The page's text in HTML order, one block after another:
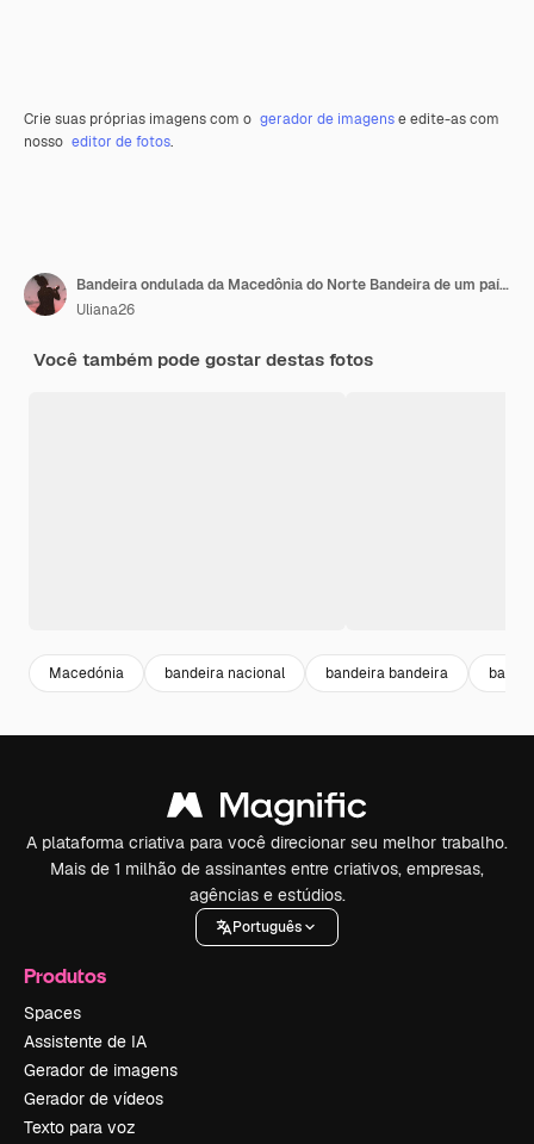
Crie suas próprias imagens com o gerador de imagense edite-as com
nosso editor de fotos.
Bandeira ondulada da Macedônia do Norte Bandeira de um país livre A bandeira voa no vento Têxteis satinados
Uliana26
Você também pode gostar destas fotos
Macedónia bandeira nacional bandeira bandeira
A plataforma criativa para você direcionar seu melhor trabalho.
Mais de 1 milhão de assinantes entre criativos, empresas,
agências e estúdios.
Português
Produtos
Spaces
Assistente de IA
Gerador de imagens
Gerador de vídeos
Texto para voz